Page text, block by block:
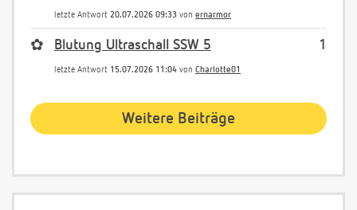
letzte Antwort 20.07.2026 09:33 von ernarmor
1
✿ Blutung Ultraschall SSW 5
letzte Antwort 15.07.2026 11:04 von Charlotte01
Weitere Beiträge